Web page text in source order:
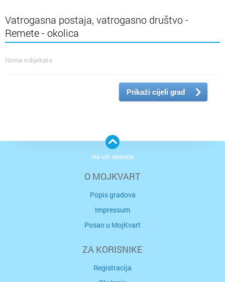
Vatrogasna postaja, vatrogasno društvo -
Remete - okolica
Nema subjekata
Prikaži cijeli grad
O MOJKVART
Popis gradova
Impressum
Posao u MojKvart
ZA KORISNIKE
Registracija
Na vrh stranice